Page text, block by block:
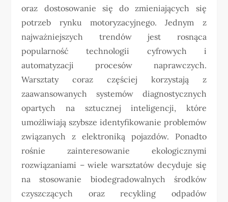
oraz dostosowanie się do zmieniających się
potrzeb rynku motoryzacyjnego. Jednym z
najważniejszych trendów jest rosnąca
popularność technologii cyfrowych i
automatyzacji procesów naprawczych.
Warsztaty coraz częściej korzystają z
zaawansowanych systemów diagnostycznych
opartych na sztucznej inteligencji, które
umożliwiają szybsze identyfikowanie problemów
związanych z elektroniką pojazdów. Ponadto
rośnie zainteresowanie ekologicznymi
rozwiązaniami – wiele warsztatów decyduje się
na stosowanie biodegradowalnych środków
czyszczących oraz recykling odpadów